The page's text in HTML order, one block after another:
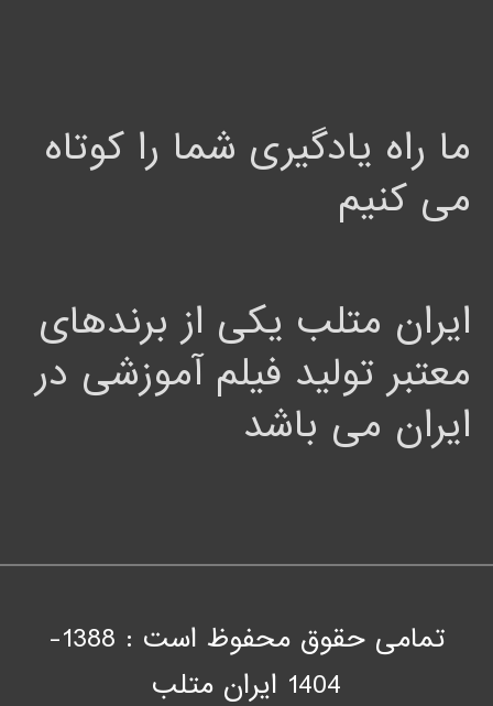
ما راه یادگیری شما را کوتاه
می کنیم
ایران متلب یکی از برندهای
معتبر تولید فیلم آموزشی در
ایران می باشد
تمامی حقوق محفوظ است : 1388-
1404 ايران متلب